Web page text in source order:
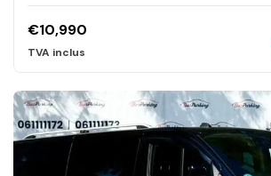
€10,990